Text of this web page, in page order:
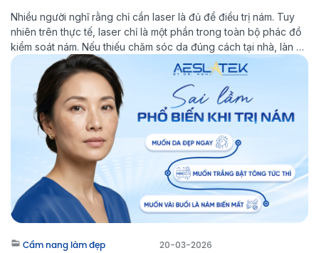
Nhiều người nghĩ rằng chỉ cần laser là đủ để điều trị nám. Tuy
nhiên trên thực tế, laser chỉ là một phần trong toàn bộ phác đồ
kiểm soát nám. Nếu thiếu chăm sóc da đúng cách tại nhà, làn da
sẽ khó ổn định lâu dài và nguy cơ nám tái phát vẫn […]
Cẩm nang làm đẹp 20-03-2026